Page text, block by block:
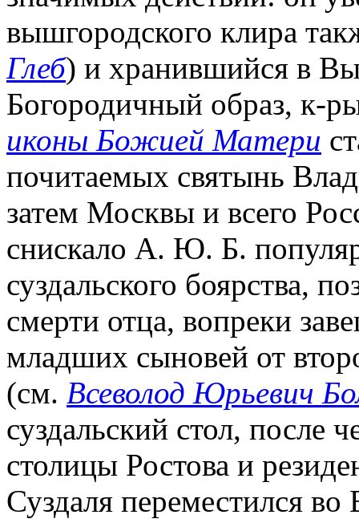
вышгородского клира
Глеб) и хранившийся в
Богородичный образ, к-
иконы Божией Матери
почитаемых святынь
затем Москвы и всего
снискало А. Ю. Б.
суздальского боярства,
смерти отца, вопреки
младших сыновей от
(см. Всеволод Юрьевич
суздальский стол, после
столицы Ростова и
Суздаля переместился